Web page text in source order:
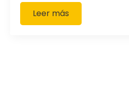
Leer más